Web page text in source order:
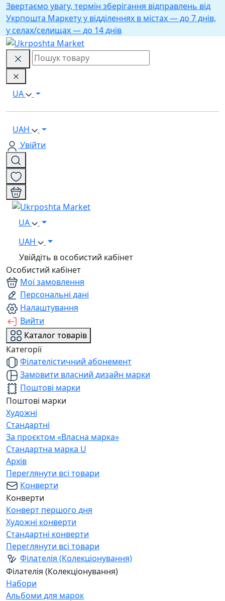
Звертаємо увагу, термін зберігання відправлень від
Укрпошта Маркету у відділеннях в містах — до 7 днів,
у селах/селищах — до 14 днів
UA
UAH
Увійти
UA
UAH
Увійдіть в особистий кабінет
Особистий кабінет
Мої замовлення
Персональні дані
Налаштування
Вийти
Каталог товарів
Категорії
Філателістичний абонемент
Замовити власний дизайн марки
Поштові марки
Поштові марки
Художні
Стандартні
За проєктом «Власна марка»
Стандартна марка U
Архів
Переглянути всі товари
Конверти
Конверти
Конверт першого дня
Художні конверти
Стандартні конверти
Переглянути всі товари
Філателія (Колекціонування)
Філателія (Колекціонування)
Набори
Альбоми для марок